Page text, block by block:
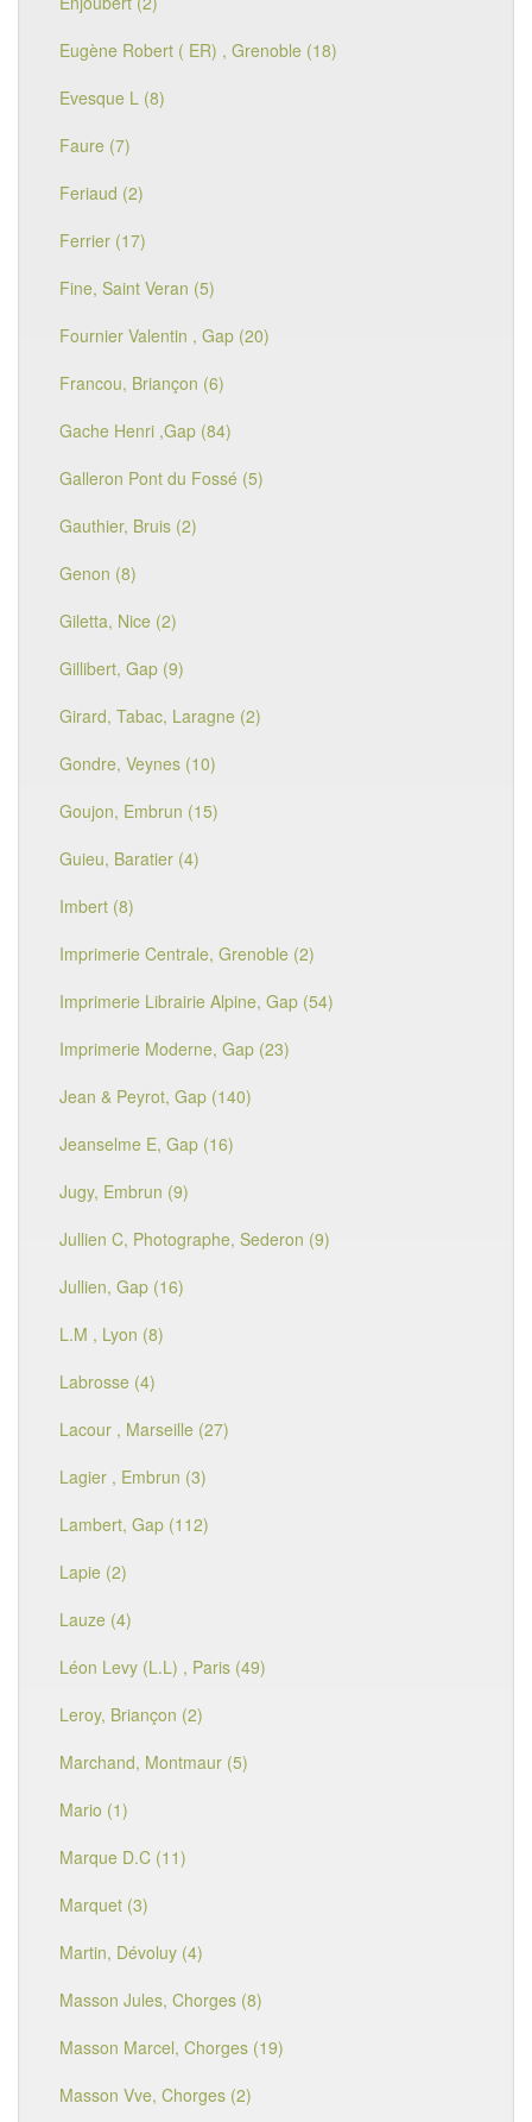
Eugène Robert ( ER) , Grenoble (18)
Evesque L (8)
Faure (7)
Feriaud (2)
Ferrier (17)
Fine, Saint Veran (5)
Fournier Valentin , Gap (20)
Francou, Briançon (6)
Gache Henri ,Gap (84)
Galleron Pont du Fossé (5)
Gauthier, Bruis (2)
Genon (8)
Giletta, Nice (2)
Gillibert, Gap (9)
Girard, Tabac, Laragne (2)
Gondre, Veynes (10)
Goujon, Embrun (15)
Guieu, Baratier (4)
Imbert (8)
Imprimerie Centrale, Grenoble (2)
Imprimerie Librairie Alpine, Gap (54)
Imprimerie Moderne, Gap (23)
Jean & Peyrot, Gap (140)
Jeanselme E, Gap (16)
Jugy, Embrun (9)
Jullien C, Photographe, Sederon (9)
Jullien, Gap (16)
L.M , Lyon (8)
Labrosse (4)
Lacour , Marseille (27)
Lagier , Embrun (3)
Lambert, Gap (112)
Lapie (2)
Lauze (4)
Léon Levy (L.L) , Paris (49)
Leroy, Briançon (2)
Marchand, Montmaur (5)
Mario (1)
Marque D.C (11)
Marquet (3)
Martin, Dévoluy (4)
Masson Jules, Chorges (8)
Masson Marcel, Chorges (19)
Masson Vve, Chorges (2)